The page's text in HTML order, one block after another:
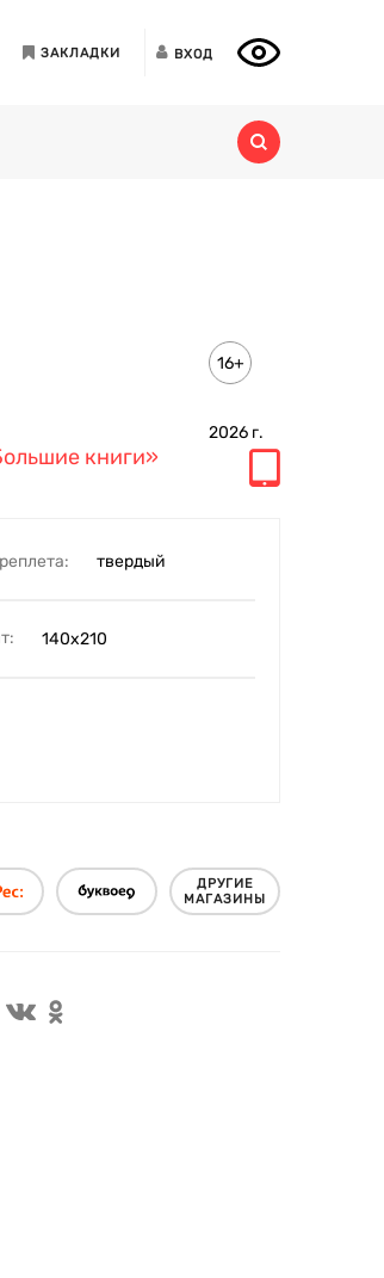
ЗАКЛАДКИ ВХОД
16+
2026 г.
книги»
твердый
140х210
ДРУГИЕ
МАГАЗИНЫ